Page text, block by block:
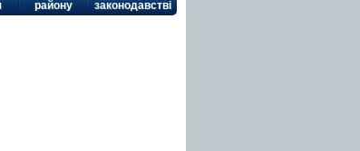
району
законодавстві